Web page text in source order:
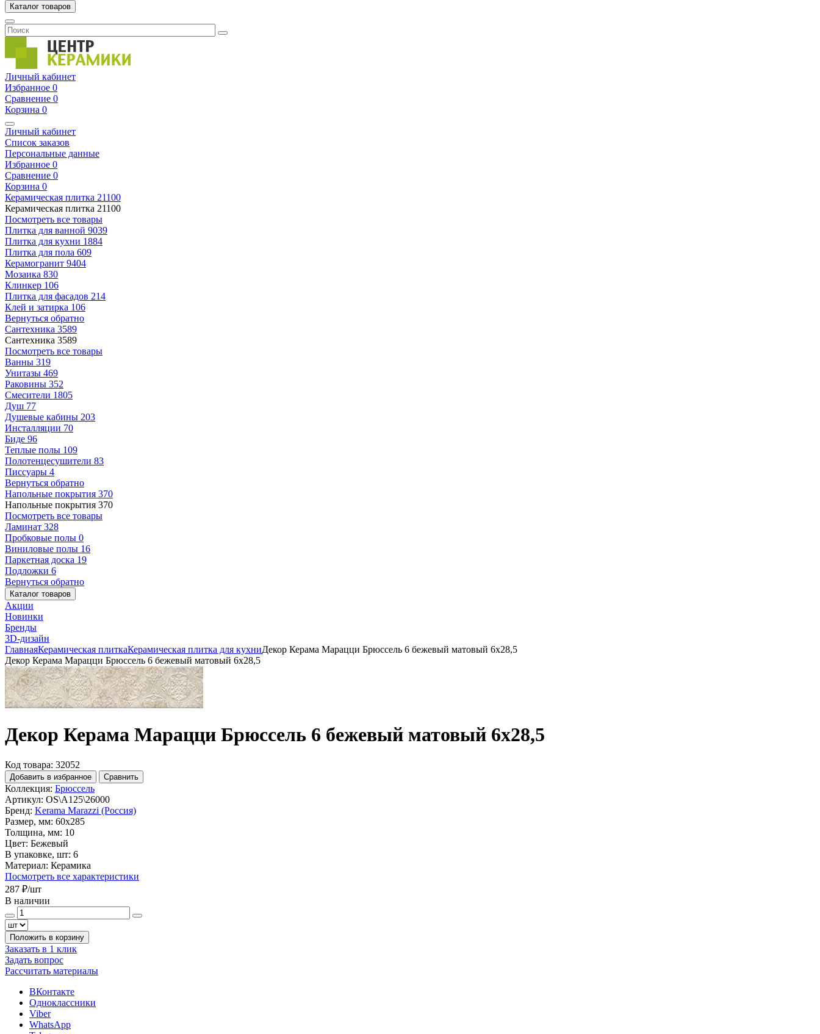
Каталог товаров
Личный кабинет
Избранное 0
Сравнение 0
Корзина 0
Личный кабинет
Список заказов
Персональные данные
Избранное 0
Сравнение 0
Корзина 0
Керамическая плитка 21100
Керамическая плитка 21100
Посмотреть все товары
Плитка для ванной 9039
Плитка для кухни 1884
Плитка для пола 609
Керамогранит 9404
Мозаика 830
Клинкер 106
Плитка для фасадов 214
Клей и затирка 106
Вернуться обратно
Сантехника 3589
Сантехника 3589
Посмотреть все товары
Ванны 319
Унитазы 469
Раковины 352
Смесители 1805
Душ 77
Душевые кабины 203
Инсталляции 70
Биде 96
Теплые полы 109
Полотенцесушители 83
Писсуары 4
Вернуться обратно
Напольные покрытия 370
Напольные покрытия 370
Посмотреть все товары
Ламинат 328
Пробковые полы 0
Виниловые полы 16
Паркетная доска 19
Подложки 6
Вернуться обратно
Каталог товаров
Акции
Новинки
Бренды
3D-дизайн
ГлавнаяКерамическая плиткаКерамическая плитка для кухниДекор Керама Марацци Брюссель 6 бежевый матовый 6x28,5
Декор Керама Марацци Брюссель 6 бежевый матовый 6x28,5
Декор Керама Марацци Брюссель 6 бежевый матовый 6x28,5
Код товара: 32052
Добавить в избранное Сравнить
Коллекция: Брюссель
Артикул: OS\A125\26000
Бренд: Kerama Marazzi (Россия)
Размер, мм: 60x285
Толщина, мм: 10
Цвет: Бежевый
В упаковке, шт: 6
Материал: Керамика
Посмотреть все характеристики
287 ₽/шт
В наличии
Положить в корзину
Заказать в 1 клик
Задать вопрос
Рассчитать материалы
ВКонтакте
Одноклассники
Viber
WhatsApp